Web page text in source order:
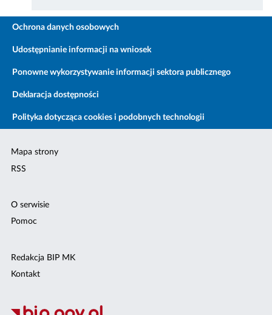
Ochrona danych osobowych
Udostępnianie informacji na wniosek
Ponowne wykorzystywanie informacji sektora publicznego
Deklaracja dostępności
Polityka dotycząca cookies i podobnych technologii
Mapa strony
RSS
O serwisie
Pomoc
Redakcja BIP MK
Kontakt